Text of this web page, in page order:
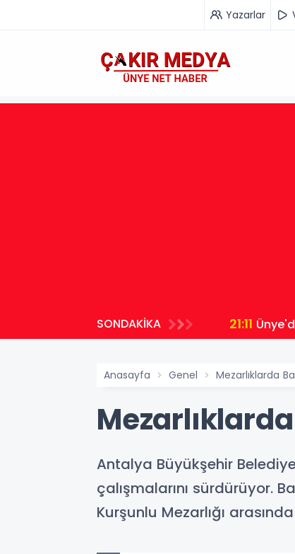
Yazarlar
SONDAKİKA 21:11
Anasayfa Genel Mezarlıklarda
Antalya Büyükşehir
çalışmalarını sürdürüyor.
Kurşunlu Mezarlığı